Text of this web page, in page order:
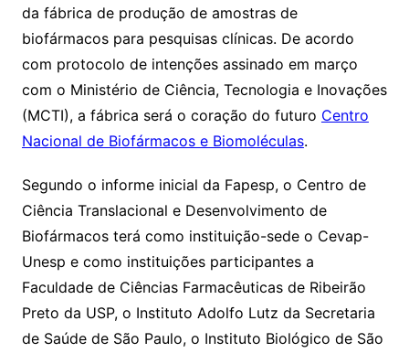
da fábrica de produção de amostras de
biofármacos para pesquisas clínicas. De acordo
com protocolo de intenções assinado em março
com o Ministério de Ciência, Tecnologia e Inovações
(MCTI), a fábrica será o coração do futuro Centro
Nacional de Biofármacos e Biomoléculas.
Segundo o informe inicial da Fapesp, o Centro de
Ciência Translacional e Desenvolvimento de
Biofármacos terá como instituição-sede o Cevap-
Unesp e como instituições participantes a
Faculdade de Ciências Farmacêuticas de Ribeirão
Preto da USP, o Instituto Adolfo Lutz da Secretaria
de Saúde de São Paulo, o Instituto Biológico de São